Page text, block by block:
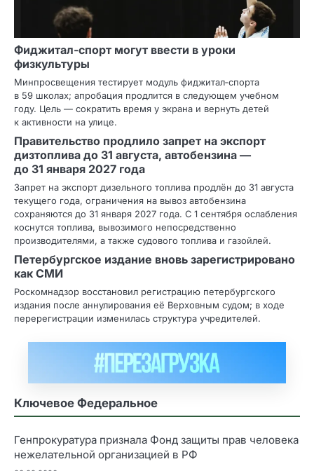
Фиджитал‑спорт могут ввести в уроки
физкультуры
Минпросвещения тестирует модуль фиджитал‑спорта
в 59 школах; апробация продлится в следующем учебном
году. Цель — сократить время у экрана и вернуть детей
к активности на улице.
Правительство продлило запрет на экспорт
дизтоплива до 31 августа, автобензина —
до 31 января 2027 года
Запрет на экспорт дизельного топлива продлён до 31 августа
текущего года, ограничения на вывоз автобензина
сохраняются до 31 января 2027 года. С 1 сентября ослабления
коснутся топлива, вывозимого непосредственно
производителями, а также судового топлива и газойлей.
Петербургское издание вновь зарегистрировано
как СМИ
Роскомнадзор восстановил регистрацию петербургского
издания после аннулирования её Верховным судом; в ходе
перерегистрации изменилась структура учредителей.
Ключевое Федеральное
Генпрокуратура признала Фонд защиты прав человека
нежелательной организацией в РФ